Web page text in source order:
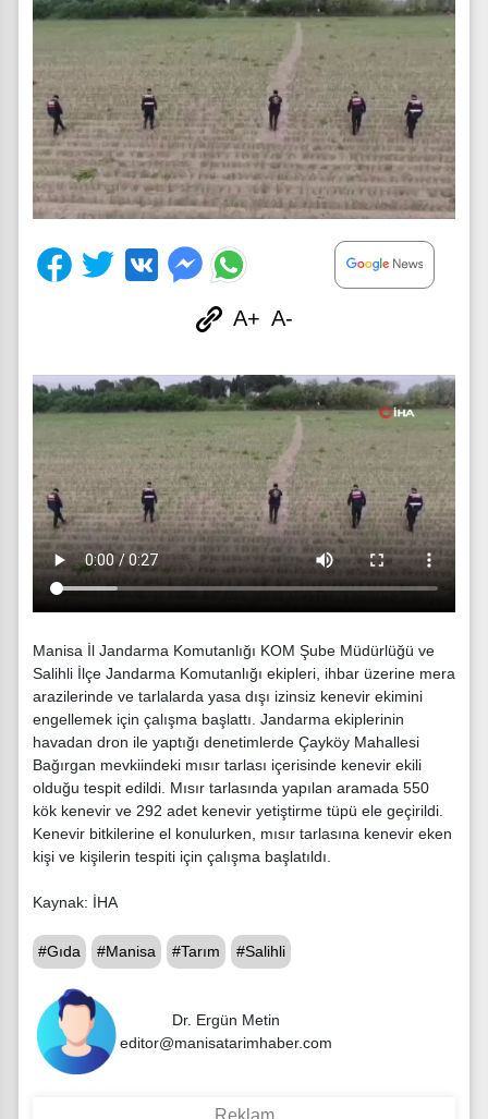
A+ A-
Manisa İl Jandarma Komutanlığı KOM Şube Müdürlüğü ve
Salihli İlçe Jandarma Komutanlığı ekipleri, ihbar üzerine mera
arazilerinde ve tarlalarda yasa dışı izinsiz kenevir ekimini
engellemek için çalışma başlattı. Jandarma ekiplerinin
havadan dron ile yaptığı denetimlerde Çayköy Mahallesi
Bağırgan mevkiindeki mısır tarlası içerisinde kenevir ekili
olduğu tespit edildi. Mısır tarlasında yapılan aramada 550
kök kenevir ve 292 adet kenevir yetiştirme tüpü ele geçirildi.
Kenevir bitkilerine el konulurken, mısır tarlasına kenevir eken
kişi ve kişilerin tespiti için çalışma başlatıldı.
Kaynak: İHA
#Gıda #Manisa #Tarım #Salihli
Dr. Ergün Metin
editor@manisatarimhaber.com